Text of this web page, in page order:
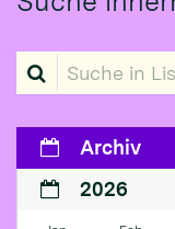
Suche in Liste
Archiv
2026